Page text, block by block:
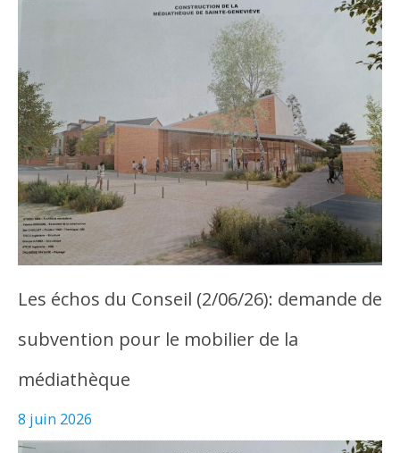
Les échos du Conseil (2/06/26): demande de
subvention pour le mobilier de la
médiathèque
8 juin 2026